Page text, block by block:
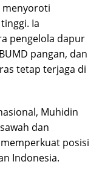
menyoroti
Ia
pengelola dapur
pangan, dan
tetap terjaga di
Muhidin
dan
posisi
Indonesia.